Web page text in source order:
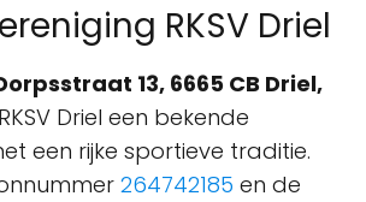
RKSV Driel
13, 6665 CB Driel,
Driel een bekende
een rijke sportieve traditie.
264742185 en de